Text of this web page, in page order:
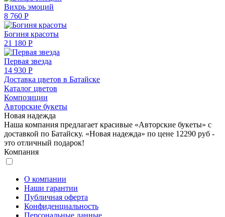
Вихрь эмоций
8 760 Р
Богиня красоты
21 180 Р
Первая звезда
14 930 Р
Доставка цветов в Батайске
Каталог цветов
Композиции
Авторские букеты
Новая надежда
Наша компания предлагает красивые «Авторские букеты» с
доставкой по Батайску. «Новая надежда» по цене 12290 руб -
это отличный подарок!
Компания
О компании
Наши гарантии
Публичная оферта
Конфиденциальность